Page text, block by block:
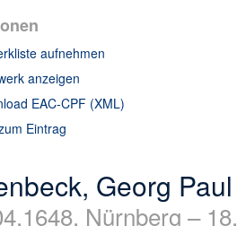
aufnehmen
anzeigen
EAC-CPF (XML)
Eintrag
Georg
Nürnberg –